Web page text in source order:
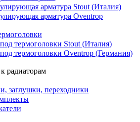
арматура Stout (Италия)
арматура Oventrop
термоголовки Stout (Италия)
термоголовки Oventrop (Германия)
радиаторам
заглушки, переходники